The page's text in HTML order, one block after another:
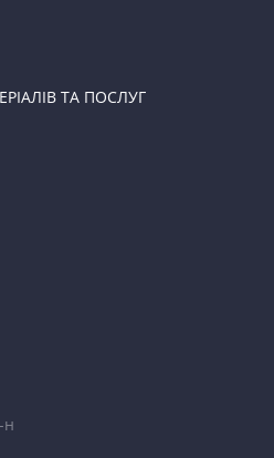
ТА ПОСЛУГ
н